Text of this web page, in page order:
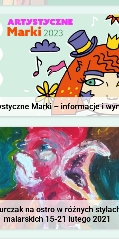
Marki – informacje i
na ostro w różnych
malarskich 15-21 lutego 2021